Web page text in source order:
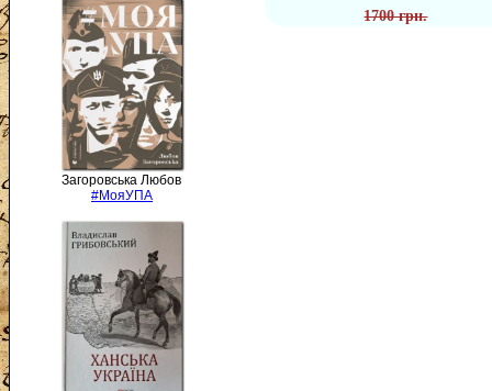
Загоровська Любов
#МояУПА
1700 грн.